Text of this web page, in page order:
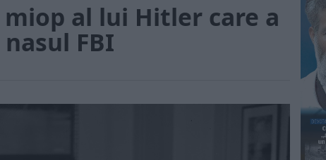
al lui Hitler care a
FBI